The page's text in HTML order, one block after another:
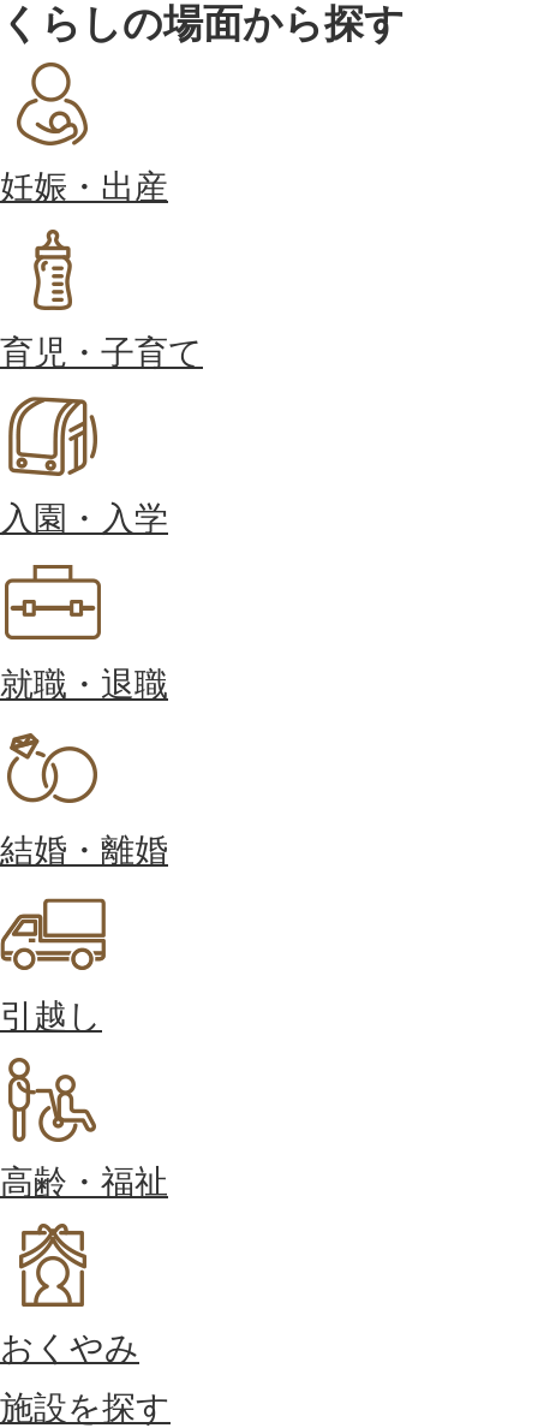
くらしの場面から探す
妊娠・出産
育児・子育て
入園・入学
就職・退職
結婚・離婚
引越し
高齢・福祉
おくやみ
施設を探す